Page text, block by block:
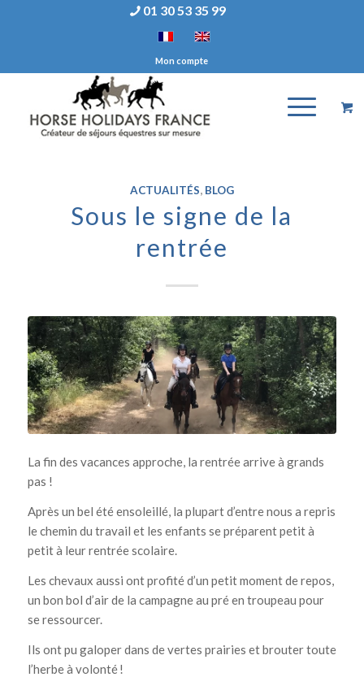
01 30 53 35 99
Mon compte
ACTUALITÉS, BLOG
Sous le signe de la
rentrée
La fin des vacances approche, la rentrée arrive à grands
pas !
Après un bel été ensoleillé, la plupart d’entre nous a repris
le chemin du travail et les enfants se préparent petit à
petit à leur rentrée scolaire.
Les chevaux aussi ont profité d’un petit moment de repos,
un bon bol d’air de la campagne au pré en troupeau pour
se ressourcer.
Ils ont pu galoper dans de vertes prairies et brouter toute
l’herbe à volonté !